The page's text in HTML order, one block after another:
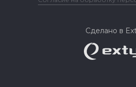
Сделано в